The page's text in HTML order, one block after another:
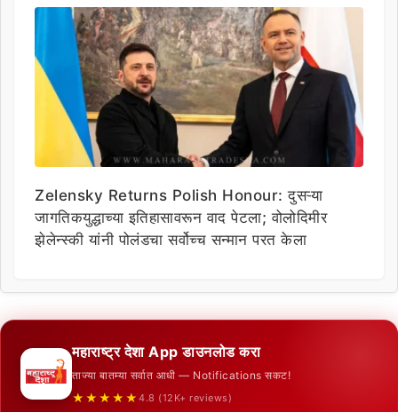
Zelensky Returns Polish Honour: दुसऱ्या
जागतिकयुद्धाच्या इतिहासावरून वाद पेटला; वोलोदिमीर
झेलेन्स्की यांनी पोलंडचा सर्वोच्च सन्मान परत केला
महाराष्ट्र देशा App डाउनलोड करा
ताज्या बातम्या सर्वात आधी — Notifications सकट!
★★★★★ 4.8 (12K+ reviews)